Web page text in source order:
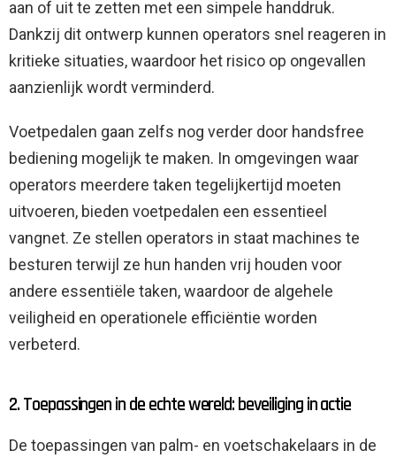
aan of uit te zetten met een simpele handdruk.
Dankzij dit ontwerp kunnen operators snel reageren in
kritieke situaties, waardoor het risico op ongevallen
aanzienlijk wordt verminderd.
Voetpedalen gaan zelfs nog verder door handsfree
bediening mogelijk te maken. In omgevingen waar
operators meerdere taken tegelijkertijd moeten
uitvoeren, bieden voetpedalen een essentieel
vangnet. Ze stellen operators in staat machines te
besturen terwijl ze hun handen vrij houden voor
andere essentiële taken, waardoor de algehele
veiligheid en operationele efficiëntie worden
verbeterd.
2. Toepassingen in de echte wereld: beveiliging in actie
De toepassingen van palm- en voetschakelaars in de